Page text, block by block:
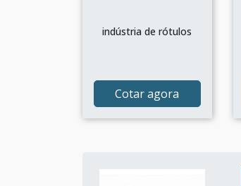
indústria de rótulos
Cotar agora